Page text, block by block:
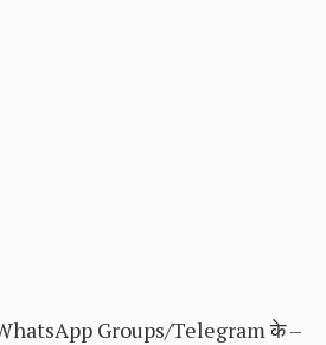
WhatsApp Groups/Telegram के –